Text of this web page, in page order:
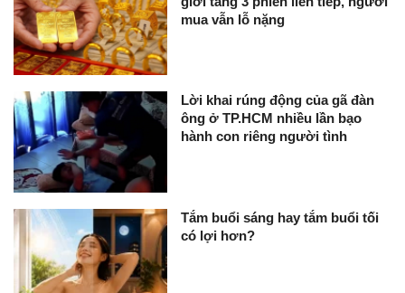
mua vẫn lỗ nặng
Lời khai rúng động của gã đàn
ông ở TP.HCM nhiều lần bạo
hành con riêng người tình
Tắm buổi sáng hay tắm buổi tối
có lợi hơn?